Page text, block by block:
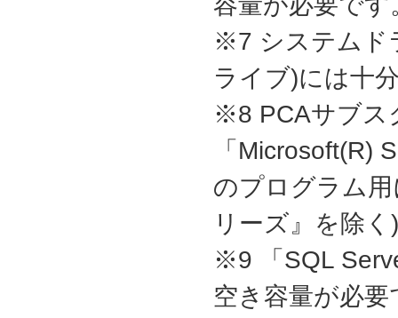
※7 システムド
ライブ)には十
※8 PCAサブス
「Microsoft(R)
のプログラム
リーズ』を除く)
※9 「SQL
空き容量が必要